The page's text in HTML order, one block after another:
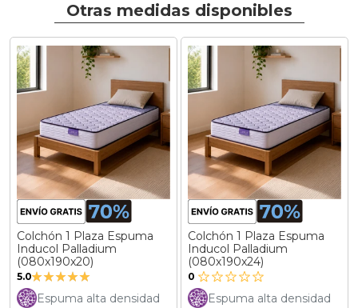
Otras medidas disponibles
Colchón 1 Plaza Espuma
Inducol Palladium
(080x190x20)
Valoración:
100%
5.0
Espuma alta densidad
Colchón 1 Plaza Espuma
Inducol Palladium
(080x190x24)
0
Espuma alta densidad